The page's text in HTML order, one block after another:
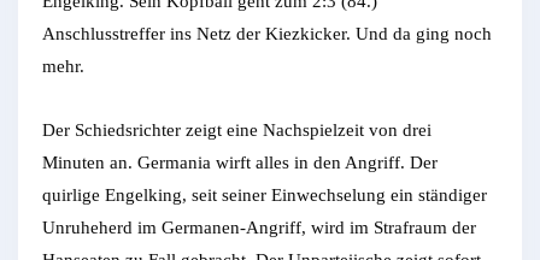
Anschlusstreffer ins Netz der Kiezkicker. Und da ging noch
mehr.
Der Schiedsrichter zeigt eine Nachspielzeit von drei
Minuten an. Germania wirft alles in den Angriff. Der
quirlige Engelking, seit seiner Einwechselung ein ständiger
Unruheherd im Germanen-Angriff, wird im Strafraum der